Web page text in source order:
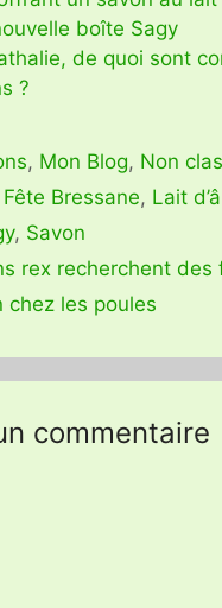
boîte Sagy
de quoi sont
?
, Mon Blog, Non
Fête Bressane, Lait
, Savon
rex recherchent des
chez les poules
commentaire